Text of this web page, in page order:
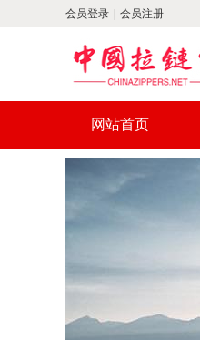
会员登录 会员注册
网站首页